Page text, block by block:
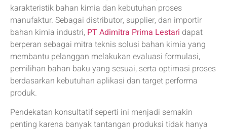
karakteristik bahan kimia dan kebutuhan proses
manufaktur. Sebagai distributor, supplier, dan importir
bahan kimia industri, PT Adimitra Prima Lestari dapat
berperan sebagai mitra teknis solusi bahan kimia yang
membantu pelanggan melakukan evaluasi formulasi,
pemilihan bahan baku yang sesuai, serta optimasi proses
berdasarkan kebutuhan aplikasi dan target performa
produk.
Pendekatan konsultatif seperti ini menjadi semakin
penting karena banyak tantangan produksi tidak hanya